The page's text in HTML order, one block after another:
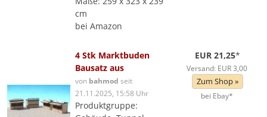
cm
bei Amazon
4 Stk Marktbuden
Bausatz aus
von bahmod seit
21.11.2025, 15:58 Uhr
Produktgruppe:
EUR 21,25*
Versand: EUR 3,00
Zum Shop »
bei Ebay*